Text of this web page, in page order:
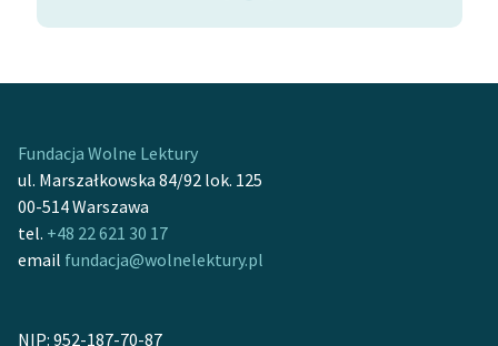
Dane fundacji i
sprawozdania finansowe
Regulamin darowizn
Informacja o treściach
Deklaracja dostępności
Fundacja Wolne Lektury
ul. Marszałkowska 84/92 lok. 125
00-514 Warszawa
tel. +48 22 621 30 17
email fundacja@wolnelektury.pl
NIP: 952-187-70-87